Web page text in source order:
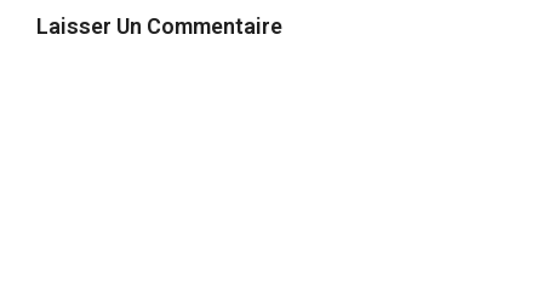
Laisser Un Commentaire